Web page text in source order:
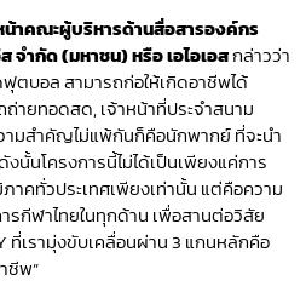
าคณะผู้บริหารด้านสื่อสารองค์กร
จำกัด (มหาชน) หรือ เอไอเอสกล่าวว่า
ตบอล สามารถก่อให้เกิดอาชีพได้
ถ่ายทอดสด, เจ้าหน้าที่ประจำสนาม
มสำคัญไม่แพ้กันก็คือนักพากย์ ที่จะนำ
นโครงการนี้ไม่ได้เป็นเพียงแค่การ
คทั่วประเทศเพียงเท่านั้น แต่คือความ
รกีฬาไทยในทุกด้าน เพื่อสานต่อวิสัย
ที่เรามุ่งขับเคลื่อนผ่าน 3 แกนหลักคือ
ชีพ”